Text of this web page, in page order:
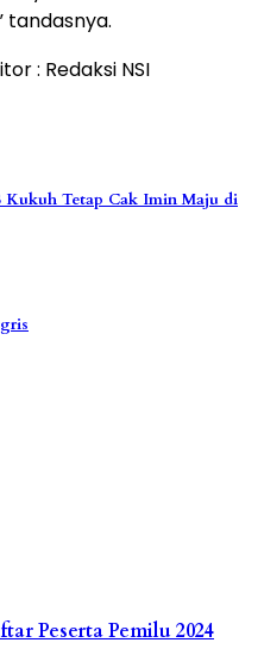
tandasnya.
: Redaksi NSI
Kukuh Tetap Cak Imin Maju di
Peserta Pemilu 2024